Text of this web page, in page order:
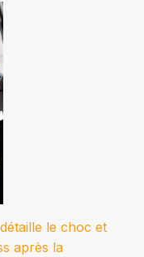
le choc et
après la